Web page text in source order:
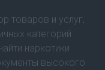
товаров и услуг,
категорий
наркотики
высокого